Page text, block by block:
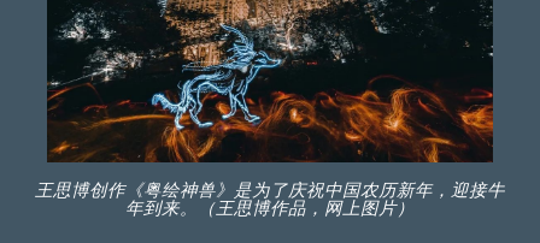
王思博创作《粤绘神兽》是为了庆祝中国农历新年，迎接牛
年到来。（王思博作品，网上图片）